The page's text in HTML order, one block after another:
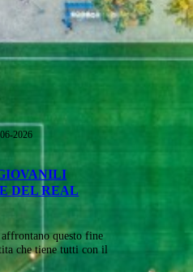
2026
DEL REAL
questo fine
che tiene tutti con il